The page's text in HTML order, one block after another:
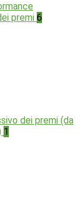
premi 6
dei premi (da
1